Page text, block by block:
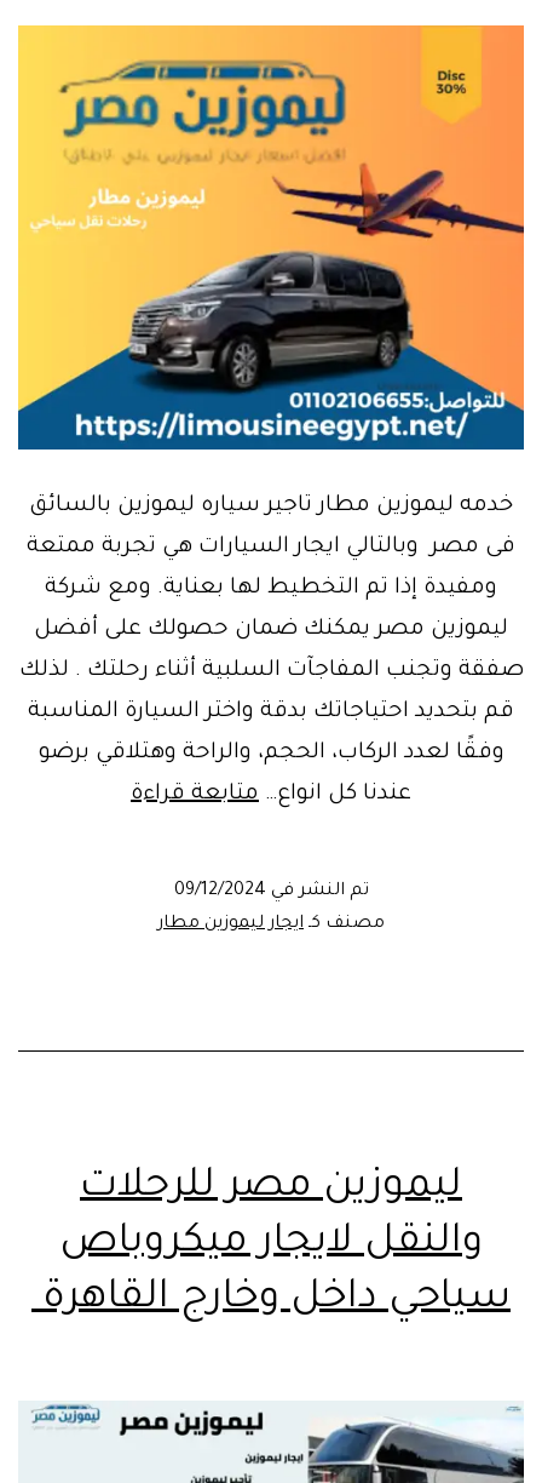
خدمه ليموزين مطار تاجير سياره ليموزين بالسائق
فى مصر وبالتالي ايجار السيارات هي تجربة ممتعة
ومفيدة إذا تم التخطيط لها بعناية. ومع شركة
ليموزين مصر يمكنك ضمان حصولك على أفضل
صفقة وتجنب المفاجآت السلبية أثناء رحلتك . لذلك
قم بتحديد احتياجاتك بدقة واختر السيارة المناسبة
وفقًا لعدد الركاب، الحجم، والراحة وهتلاقي برضو
عندنا كل انواع… متابعة قراءةايجار
خدمة
نقل
سياحى
تم النشر في 09/12/2024
مصنف كـ ايجار ليموزين مطار
ليموزين مصر للرحلات
والنقل لايجار ميكروباص
سياحي داخل وخارج القاهرة